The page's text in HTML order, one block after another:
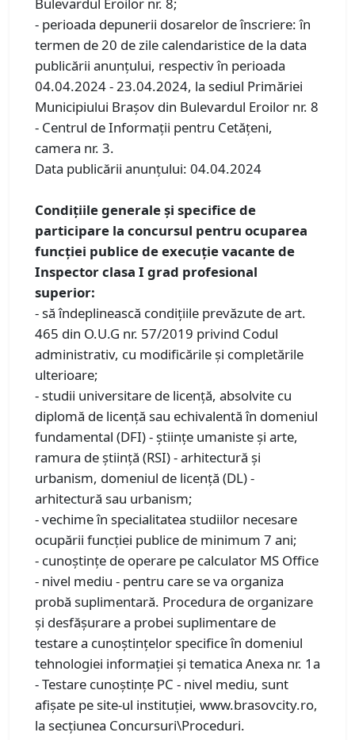
- perioada depunerii dosarelor de înscriere: în
termen de 20 de zile calendaristice de la data
publicării anunţului, respectiv în perioada
04.04.2024 - 23.04.2024, la sediul Primăriei
Municipiului Braşov din Bulevardul Eroilor nr. 8
- Centrul de Informaţii pentru Cetăţeni,
camera nr. 3.
Data publicării anunţului: 04.04.2024
Condiţiile generale și specifice de
participare la concursul pentru ocuparea
funcţiei publice de execuţie vacante de
Inspector clasa I grad profesional
superior:
- să îndeplinească condiţiile prevăzute de art.
465 din O.U.G nr. 57/2019 privind Codul
administrativ, cu modificările și completările
ulterioare;
- studii universitare de licenţă, absolvite cu
diplomă de licenţă sau echivalentă în domeniul
fundamental (DFI) - științe umaniste și arte,
ramura de știință (RSI) - arhitectură și
urbanism, domeniul de licență (DL) -
arhitectură sau urbanism;
- vechime în specialitatea studiilor necesare
ocupării funcţiei publice de minimum 7 ani;
- cunoștințe de operare pe calculator MS Office
- nivel mediu - pentru care se va organiza
probă suplimentară. Procedura de organizare
şi desfăşurare a probei suplimentare de
testare a cunoştinţelor specifice în domeniul
tehnologiei informaţiei şi tematica Anexa nr. 1a
- Testare cunoştinţe PC - nivel mediu, sunt
afişate pe site-ul instituţiei, www.brasovcity.ro,
la secţiunea Concursuri\Proceduri.